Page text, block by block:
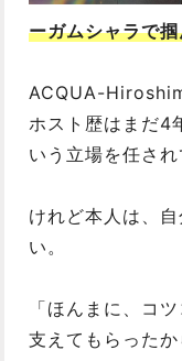
ーガムシャラで
ACQUA-
ホスト歴はまだ4
いう立場を任され
けれど本人は、
い。
「ほんまに、コ
支えてもらったか